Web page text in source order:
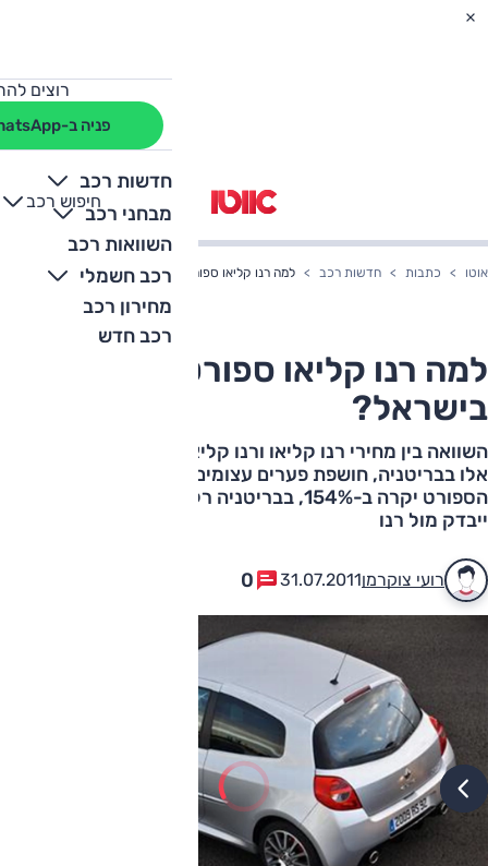
רוצים
פניה ב-WhatsApp
חדשות רכב
מבחני רכב
השוואות רכב
רכב חשמלי
מחירון רכב
רכב חדש
חיפוש רכב
+
-
אוטו כתבות חדשות רכב למה רנו קליאו ספורט כל-כך יקרה בישראל?
למה רנו קליאו ספורט כל-כך יקרה
בישראל?
השוואה בין מחירי רנו קליאו ורנו קליאו ספורט בישראל לבין
אלו בבריטניה, חושפת פערים עצומים בין המדינות: בישראל
ייבדק מול רנו
רועי צוקרמן31.07.2011
0